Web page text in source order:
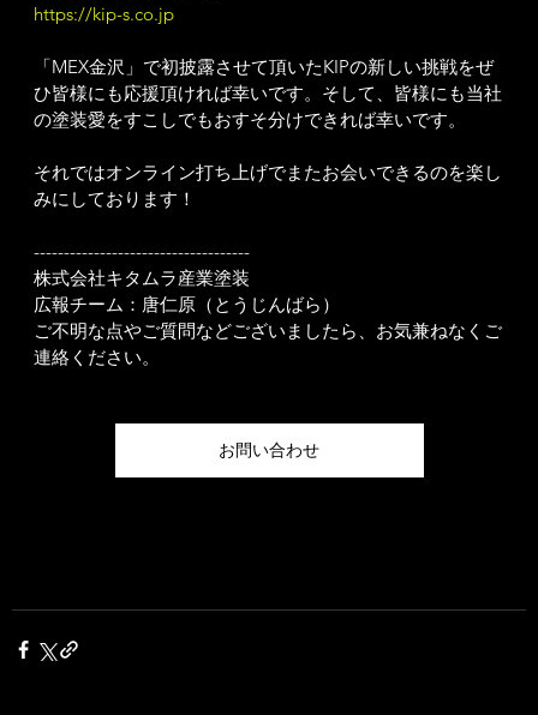
https://kip-s.co.jp
「MEX金沢」で初披露させて頂いたKIPの新しい挑戦をぜ
ひ皆様にも応援頂ければ幸いです。そして、皆様にも当社
の塗装愛をすこしでもおすそ分けできれば幸いです。
それではオンライン打ち上げでまたお会いできるのを楽し
みにしております！
------------------------------------
株式会社キタムラ産業塗装
広報チーム：唐仁原（とうじんばら）
ご不明な点やご質問などございましたら、お気兼ねなくご
連絡ください。
お問い合わせ